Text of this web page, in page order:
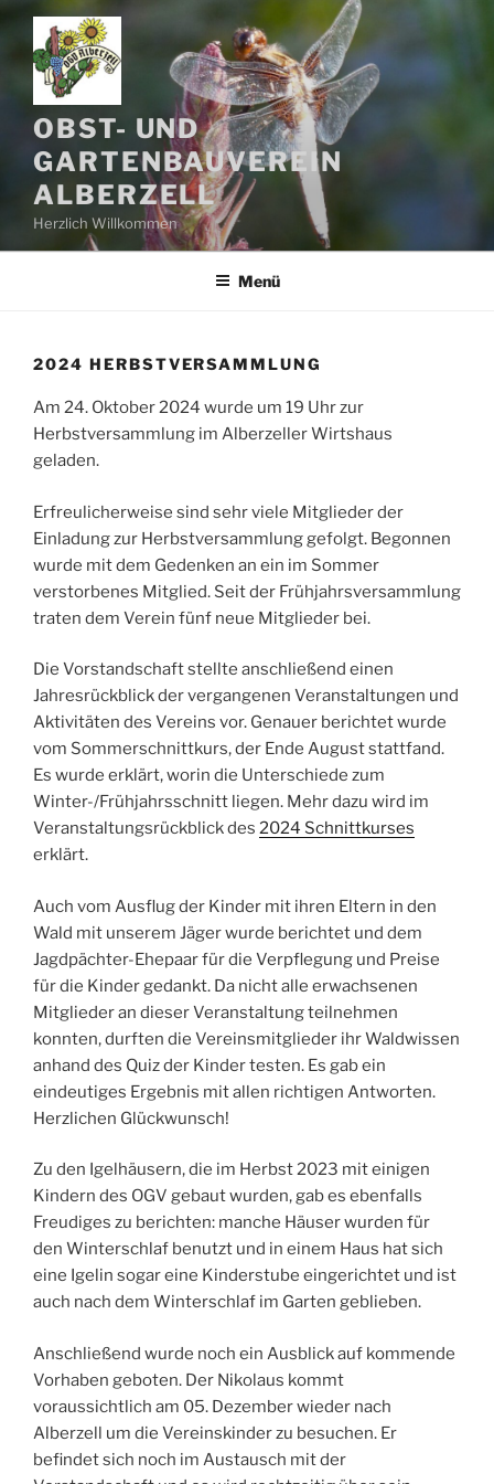
Zum
springen
OBST- UND
GARTENBAUVEREIN
ALBERZELL
Herzlich Willkommen
Menü
2024 HERBSTVERSAMMLUNG
Am 24. Oktober 2024 wurde um 19 Uhr zur
Herbstversammlung im Alberzeller Wirtshaus
geladen.
Erfreulicherweise sind sehr viele Mitglieder der
Einladung zur Herbstversammlung gefolgt. Begonnen
wurde mit dem Gedenken an ein im Sommer
verstorbenes Mitglied. Seit der Frühjahrsversammlung
traten dem Verein fünf neue Mitglieder bei.
Die Vorstandschaft stellte anschließend einen
Jahresrückblick der vergangenen Veranstaltungen und
Aktivitäten des Vereins vor. Genauer berichtet wurde
vom Sommerschnittkurs, der Ende August stattfand.
Es wurde erklärt, worin die Unterschiede zum
Winter-/Frühjahrsschnitt liegen. Mehr dazu wird im
Veranstaltungsrückblick des 2024 Schnittkurses
erklärt.
Auch vom Ausflug der Kinder mit ihren Eltern in den
Wald mit unserem Jäger wurde berichtet und dem
Jagdpächter-Ehepaar für die Verpflegung und Preise
für die Kinder gedankt. Da nicht alle erwachsenen
Mitglieder an dieser Veranstaltung teilnehmen
konnten, durften die Vereinsmitglieder ihr Waldwissen
anhand des Quiz der Kinder testen. Es gab ein
eindeutiges Ergebnis mit allen richtigen Antworten.
Herzlichen Glückwunsch!
Zu den Igelhäusern, die im Herbst 2023 mit einigen
Kindern des OGV gebaut wurden, gab es ebenfalls
Freudiges zu berichten: manche Häuser wurden für
den Winterschlaf benutzt und in einem Haus hat sich
eine Igelin sogar eine Kinderstube eingerichtet und ist
auch nach dem Winterschlaf im Garten geblieben.
Anschließend wurde noch ein Ausblick auf kommende
Vorhaben geboten. Der Nikolaus kommt
voraussichtlich am 05. Dezember wieder nach
Alberzell um die Vereinskinder zu besuchen. Er
befindet sich noch im Austausch mit der